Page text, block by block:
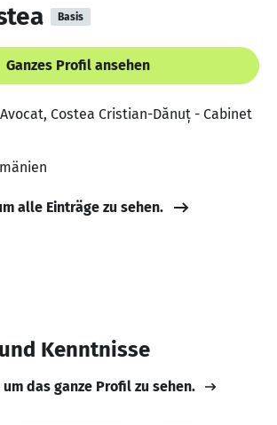
Basis
Ganzes Profil ansehen
Costea Cristian-Dănuț - Cabinet
alle Einträge zu sehen.
Kenntnisse
das ganze Profil zu sehen.